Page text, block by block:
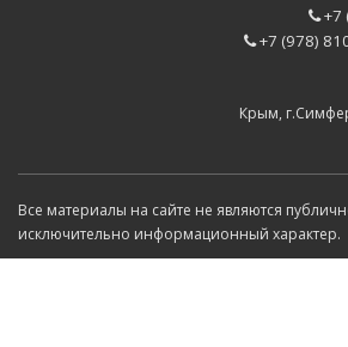
+7
+7 (978)
Крым,
Все материалы на сайте не являются
исключительно информационный характер.